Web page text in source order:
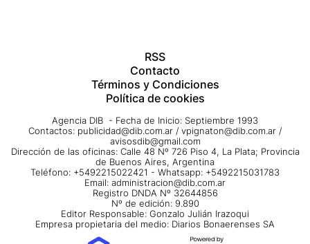
RSS
Contacto
Términos y Condiciones
Política de cookies
Agencia DIB - Fecha de Inicio: Septiembre 1993
Contactos: publicidad@dib.com.ar / vpignaton@dib.com.ar /
avisosdib@gmail.com
Dirección de las oficinas: Calle 48 Nº 726 Piso 4, La Plata; Provincia
de Buenos Aires, Argentina
Teléfono: +5492215022421 - Whatsapp: +5492215031783
Email: administracion@dib.com.ar
Registro DNDA Nº 32644856
Nº de edición: 9.890
Editor Responsable: Gonzalo Julián Irazoqui
Empresa propietaria del medio: Diarios Bonaerenses SA